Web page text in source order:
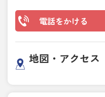
電話をかける
地図・アクセス